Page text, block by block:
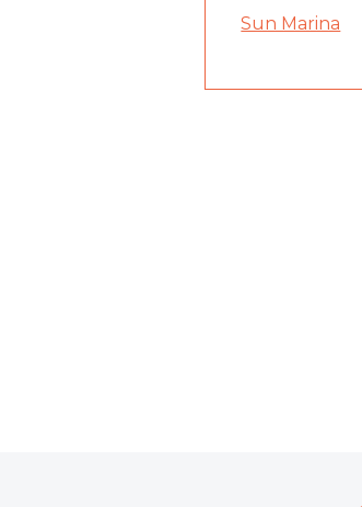
Sun Marina